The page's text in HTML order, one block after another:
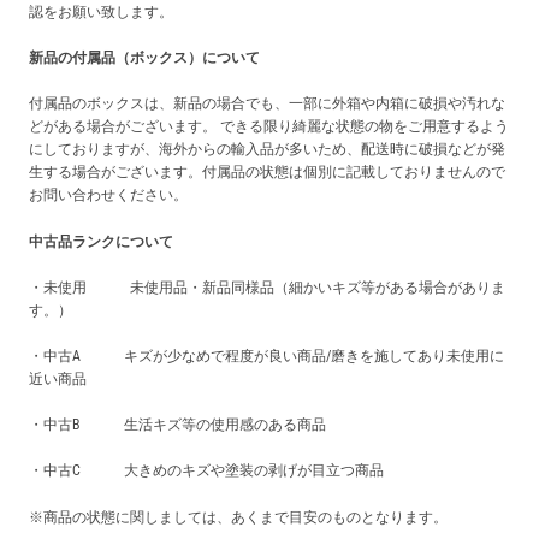
認をお願い致します。
新品の付属品（ボックス）について
付属品のボックスは、新品の場合でも、一部に外箱や内箱に破損や汚れな
どがある場合がございます。 できる限り綺麗な状態の物をご用意するよう
にしておりますが、海外からの輸入品が多いため、配送時に破損などが発
生する場合がございます。付属品の状態は個別に記載しておりませんので
お問い合わせください。
中古品ランクについて
・未使用 未使用品・新品同様品（細かいキズ等がある場合がありま
す。）
・中古A キズが少なめで程度が良い商品/磨きを施してあり未使用に
近い商品
・中古B 生活キズ等の使用感のある商品
・中古C 大きめのキズや塗装の剥げが目立つ商品
※商品の状態に関しましては、あくまで目安のものとなります。